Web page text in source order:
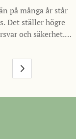
på många år står
Det ställer högre
och säkerhet.
lanserar SSE
ledare inom
2026.